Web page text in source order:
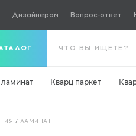
Дизайнерам Вопрос-ответ
ламинат Кварц паркет
/ ЛАМИНАТ